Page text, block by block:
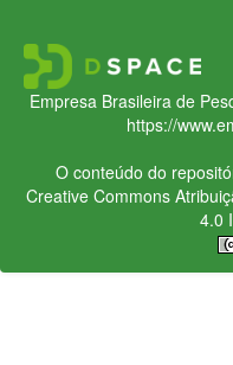
Empresa Brasileira de
https://
O conteúdo do
Creative Commons
4.0